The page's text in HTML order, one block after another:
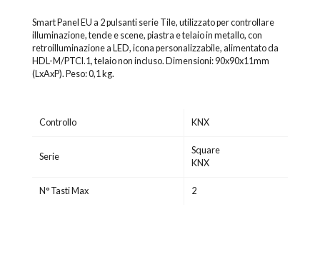
Smart Panel EU a 2 pulsanti serie Tile, utilizzato per controllare
illuminazione, tende e scene, piastra e telaio in metallo, con
retroilluminazione a LED, icona personalizzabile, alimentato da
HDL-M/PTCI.1, telaio non incluso. Dimensioni: 90x90x11mm
(LxAxP). Peso: 0,1 kg.
Controllo KNX
Serie
Square
KNX
N° Tasti Max 2